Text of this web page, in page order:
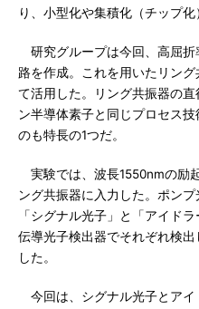
り、小型化や集積化（チップ化
研究グループは今回、高屈折
路を作成。これを用いたリン
て活用した。リング共振器の
ン半導体素子と同じプロセス
のも特長の1つだ。
実験では、波長1550nmの励
ング共振器に入力した。ポンプ
「シグナル光子」と「アイド
伝導光子検出器でそれぞれ検
した。
今回は、シグナル光子とアイ